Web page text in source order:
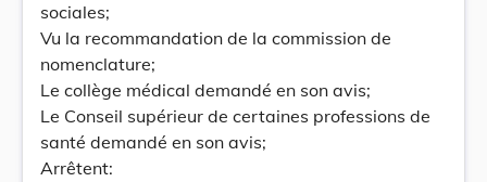
sociales;
Vu la recommandation de la commission de
nomenclature;
Le collège médical demandé en son avis;
Le Conseil supérieur de certaines professions de
santé demandé en son avis;
Arrêtent: